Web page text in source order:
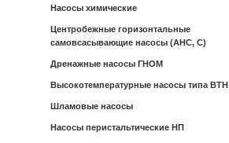
Насосы химические
Центробежные горизонтальные
самовсасывающие насосы (АНС, С)
Дренажные насосы ГНОМ
Высокотемпературные насосы типа ВТН
Шламовые насосы
Насосы перистальтические НП